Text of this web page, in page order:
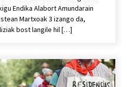
Endika Alabort Amundarain
Martxoak 3 izango da,
bost langile hil […]